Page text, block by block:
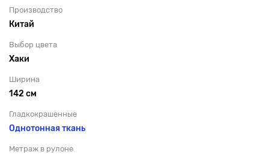
Производство
Китай
Выбор цвета
Хаки
Ширина
142 см
Гладкокрашенные
Однотонная ткань
Метраж в рулоне